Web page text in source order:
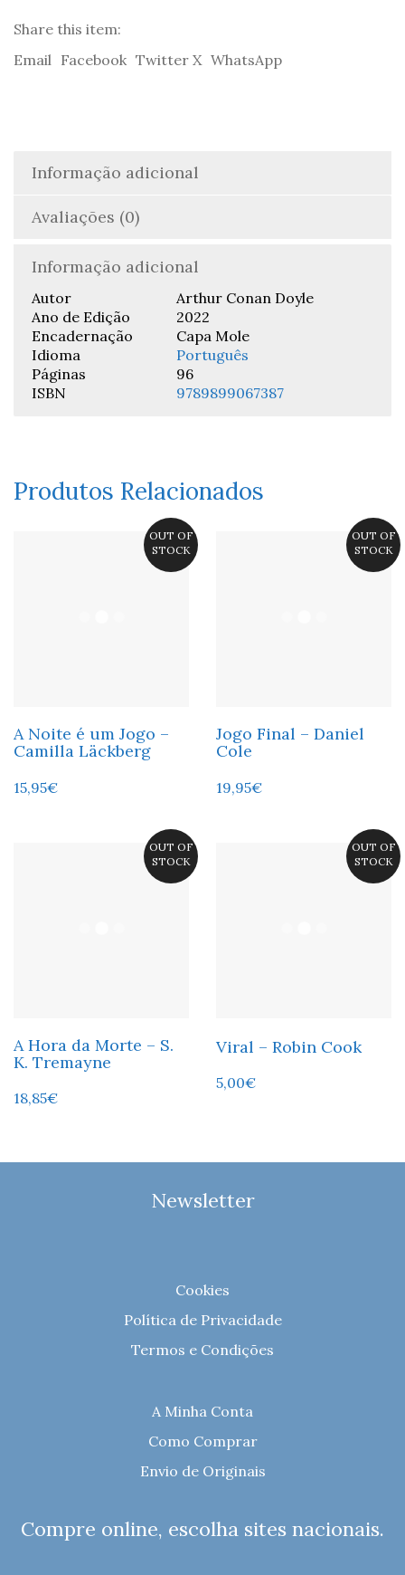
-
Arthur
Share this item:
Email Facebook Twitter X WhatsApp
Informação adicional
Avaliações (0)
Informação adicional
Autor
Arthur Conan Doyle
Ano de Edição
2022
Encadernação
Capa Mole
Idioma
Português
Páginas
96
ISBN
9789899067387
Produtos Relacionados
OUT OF
STOCK
A Noite é um Jogo –
Camilla Läckberg
15,95€
OUT OF
STOCK
Jogo Final – Daniel
Cole
19,95€
OUT OF
STOCK
A Hora da Morte – S.
K. Tremayne
18,85€
OUT OF
STOCK
Viral – Robin Cook
5,00€
Newsletter
Cookies
Política de Privacidade
Termos e Condições
A Minha Conta
Como Comprar
Envio de Originais
Compre online, escolha sites nacionais.